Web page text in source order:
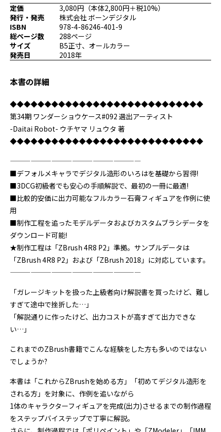
映像/映画/アニメ
プログラミング/ウェブ
ファッション/デザイン/他
チュートリアル
定価
3,080円（本体2,800円＋税10%）
発行・発売
株式会社 ボーンデジタル
ISBN
978-4-86246-401-9
総ページ数
288ページ
サイズ
B5正寸、オールカラー
発売日
2018年
本書の詳細
◆◆◆◆◆◆◆◆◆◆◆◆◆◆◆◆◆◆◆◆◆◆◆◆◆◆◆◆
第34期 ワンダーショウケース#092 選出アーティスト
-Daitai Robot- ウチヤマ リュウタ 著
◆◆◆◆◆◆◆◆◆◆◆◆◆◆◆◆◆◆◆◆◆◆◆◆◆◆◆◆
———————————————————
■デフォルメキャラでデジタル造形のいろはを基礎から習得!
■3DCG初級者でも安心の手順解説で、最初の一冊に最適!
■比較的安価に出力可能なフルカラー石膏フィギュアを作例に使
用
■制作工程を追ったモデルデータおよびカスタムブラシデータを
ダウンロード可能!
★制作工程は「ZBrush 4R8 P2」準拠。サンプルデータは
「ZBrush 4R8 P2」および「ZBrush 2018」に対応しています。
———————————————————
「ガレージキットを扱った上級者向け解説書を買ったけど、難し
すぎて途中で挫折した…」
「解説通りに作ったけど、出力コストが高すぎて出力できな
い…」
これまでのZBrush書籍でこんな経験をした方も多いのではない
でしょうか?
本書は「これからZBrushを始める方」「初めてデジタル造形を
される方」を対象に、作例を追いながら
1体のキャラクターフィギュアを完成(出力)させるまでの制作過程
をステップバイステップで丁寧に解説。